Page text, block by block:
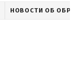
НОВОСТИ ОБ